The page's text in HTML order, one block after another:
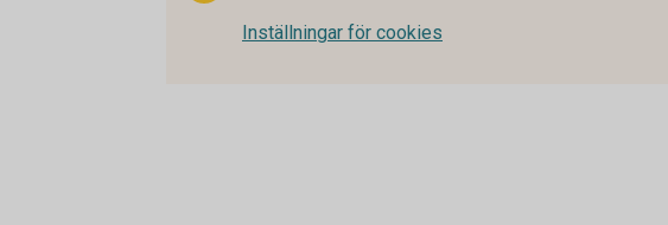
Inställningar för cookies